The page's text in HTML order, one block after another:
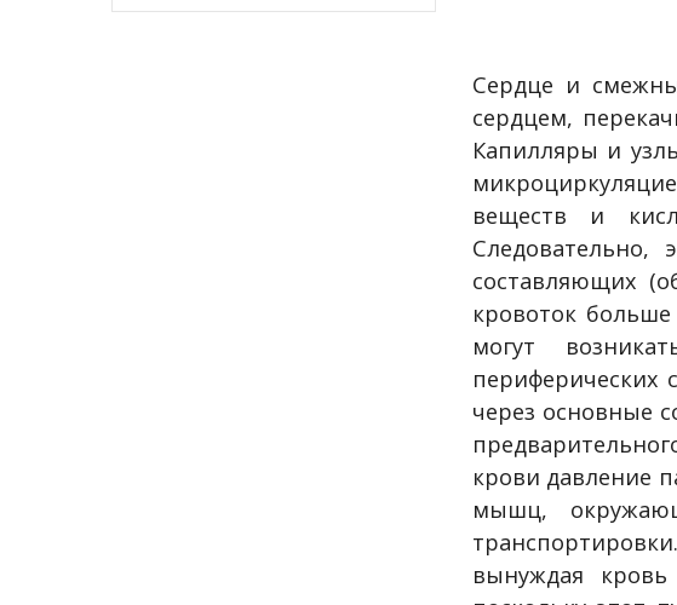
Сердце и
сердцем,
Капилляры и
веществ и
Следовательно,
составляющих
кровоток
могут
периферических
через основные
крови давление
мышц,
вынуждая